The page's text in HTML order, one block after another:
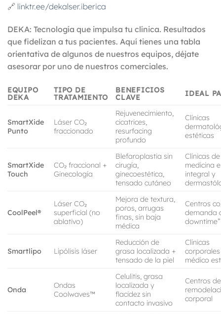
🔗 linktr.ee/dekalser.iberica
DEKA: Tecnología que impulsa tu clínica. Resultados
que fidelizan a tus pacientes. Aquí tienes una tabla
orientativa de algunos de nuestros equipos, déjate
asesorar por uno de nuestros comerciales.
EQUIPO
DEKA
TIPO DE
TRATAMIENTO
BENEFICIOS
CLAVE
IDEAL
SmartXide
Punto
Láser CO₂
fraccionado
Rejuvenecimiento,
cicatrices,
resurfacing
profundo
Clínicas
estéticas
SmartXide
Touch
CO₂ fraccional +
Ginecología
Blefaroplastia sin
cirugía,
ginecoestética,
tensado cutáneo
Clínicas de
medicina
integral y
CoolPeel®
Láser CO₂
superficial (no
ablativo)
Mejora de textura,
poros, arrugas
finas, sin baja
médica
Centros
demanda
downtime”
Smartlipo Lipólisis láser
Reducción de
grasa localizada +
tensado de la piel
Clínicas
médico
Onda
Ondas
Coolwaves™
Celulitis, grasa
localizada y
flacidez sin
contacto invasivo
Centros de
corporal